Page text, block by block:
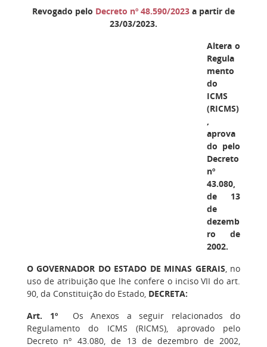
Revogado pelo Decreto nº 48.590/2023 a partir de
23/03/2023.
Altera o
Regula
mento
do
ICMS
(RICMS)
,
aprova
do pelo
Decreto
nº
43.080,
de 13
de
dezemb
ro de
2002.
O GOVERNADOR DO ESTADO DE MINAS GERAIS, no
uso de atribuição que lhe confere o inciso VII do art.
90, da Constituição do Estado, DECRETA:
Art. 1ºOs Anexos a seguir relacionados do
Regulamento do ICMS (RICMS), aprovado pelo
Decreto nº 43.080, de 13 de dezembro de 2002,